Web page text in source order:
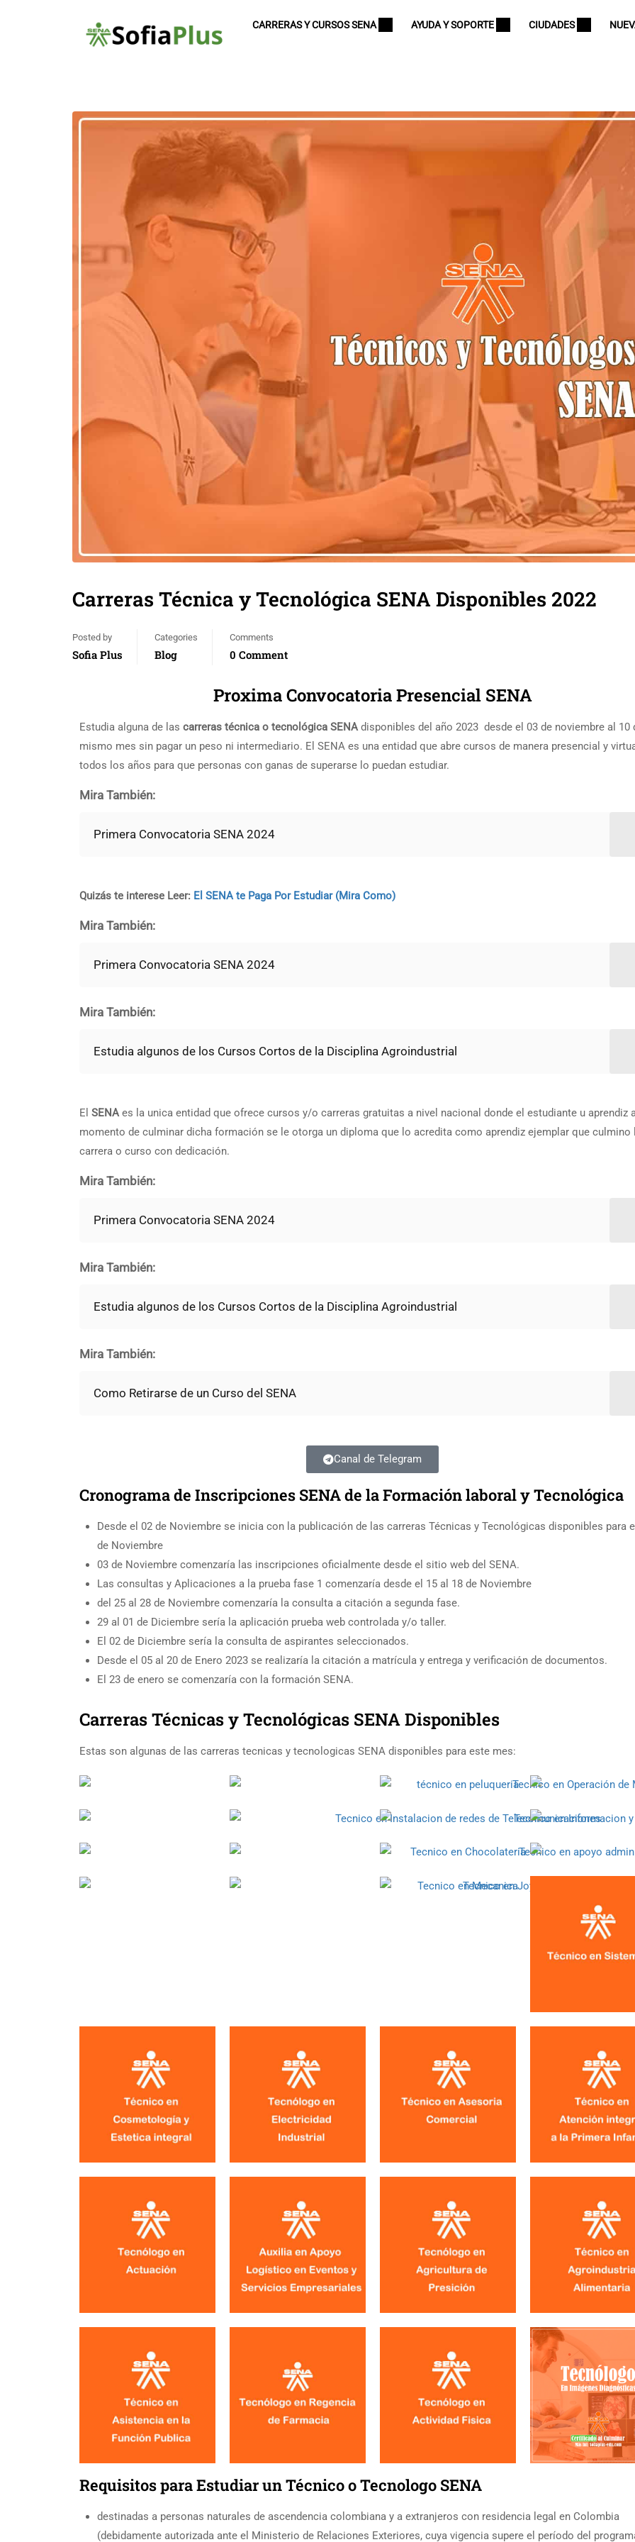
CARRERAS Y CURSOS SENA AYUDA Y SOPORTE CIUDADES
Carreras Técnica y Tecnológica SENA Disponibles 2022
Posted by
Sofia Plus
Categories
Blog
Comments
0 Comment
Proxima Convocatoria Presencial SENA
Estudia alguna de las carreras técnica o tecnológica SENAdisponibles del año 2023 desde el 03 de noviembre al 10
mismo mes sin pagar un peso ni intermediario. El SENA es una entidad que abre cursos de manera presencial y
todos los años para que personas con ganas de superarse lo puedan estudiar.
Mira También:
Primera Convocatoria SENA 2024
Quizás te interese Leer: El SENA te Paga Por Estudiar (Mira Como)
Mira También:
Primera Convocatoria SENA 2024
Mira También:
Estudia algunos de los Cursos Cortos de la Disciplina Agroindustrial
El SENAes la unica entidad que ofrece cursos y/o carreras gratuitas a nivel nacional donde el estudiante u aprendiz
momento de culminar dicha formación se le otorga un diploma que lo acredita como aprendiz ejemplar que culmino
carrera o curso con dedicación.
Mira También:
Primera Convocatoria SENA 2024
Mira También:
Estudia algunos de los Cursos Cortos de la Disciplina Agroindustrial
Mira También:
Como Retirarse de un Curso del SENA
Canal de Telegram
Cronograma de Inscripciones SENA de la Formación laboral y Tecnológica
Desde el 02 de Noviembre se inicia con la publicación de las carreras Técnicas y Tecnológicas disponibles para
de Noviembre
03 de Noviembre comenzaría las inscripciones oficialmente desde el sitio web del SENA.
Las consultas y Aplicaciones a la prueba fase 1 comenzaría desde el 15 al 18 de Noviembre
del 25 al 28 de Noviembre comenzaría la consulta a citación a segunda fase.
29 al 01 de Diciembre sería la aplicación prueba web controlada y/o taller.
El 02 de Diciembre sería la consulta de aspirantes seleccionados.
Desde el 05 al 20 de Enero 2023 se realizaría la citación a matrícula y entrega y verificación de documentos.
El 23 de enero se comenzaría con la formación SENA.
Carreras Técnicas y Tecnológicas SENA Disponibles
Estas son algunas de las carreras tecnicas y tecnologicas SENA disponibles para este mes:
Requisitos para Estudiar un Técnico o Tecnologo SENA
destinadas a personas naturales de ascendencia colombiana y a extranjeros con residencia legal en Colombia
(debidamente autorizada ante el Ministerio de Relaciones Exteriores, cuya vigencia supere el período del